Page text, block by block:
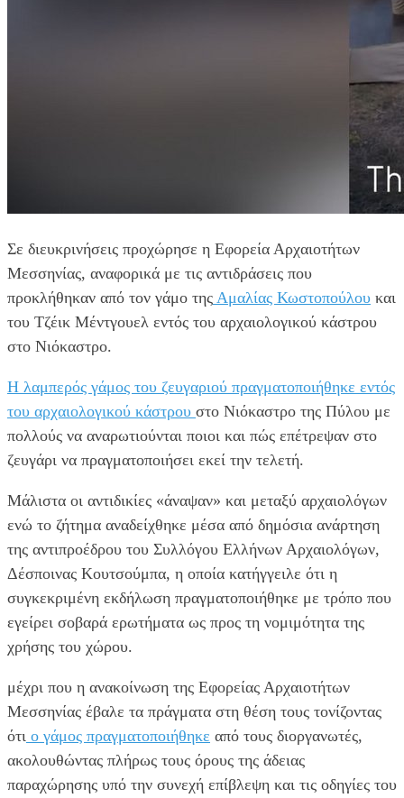
Σε διευκρινήσεις προχώρησε η Εφορεία Αρχαιοτήτων
Μεσσηνίας, αναφορικά με τις αντιδράσεις που
προκλήθηκαν από τον γάμο της Αμαλίας Κωστοπούλου και
του Τζέικ Μέντγουελ εντός του αρχαιολογικού κάστρου
στο Νιόκαστρο.
Η λαμπερός γάμος του ζευγαριού πραγματοποιήθηκε εντός
του αρχαιολογικού κάστρου στο Νιόκαστρο της Πύλου με
πολλούς να αναρωτιούνται ποιοι και πώς επέτρεψαν στο
ζευγάρι να πραγματοποιήσει εκεί την τελετή.
Μάλιστα οι αντιδικίες «άναψαν» και μεταξύ αρχαιολόγων
ενώ το ζήτημα αναδείχθηκε μέσα από δημόσια ανάρτηση
της αντιπροέδρου του Συλλόγου Ελλήνων Αρχαιολόγων,
Δέσποινας Κουτσούμπα, η οποία κατήγγειλε ότι η
συγκεκριμένη εκδήλωση πραγματοποιήθηκε με τρόπο που
εγείρει σοβαρά ερωτήματα ως προς τη νομιμότητα της
χρήσης του χώρου.
μέχρι που η ανακοίνωση της Εφορείας Αρχαιοτήτων
Μεσσηνίας έβαλε τα πράγματα στη θέση τους τονίζοντας
ότι ο γάμος πραγματοποιήθηκε από τους διοργανωτές,
ακολουθώντας πλήρως τους όρους της άδειας
παραχώρησης υπό την συνεχή επίβλεψη και τις οδηγίες του